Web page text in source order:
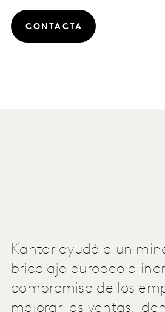
CONTACTA
Kantar ayudó a un
bricolaje europeo a
compromiso de los
mejorar las ventas,